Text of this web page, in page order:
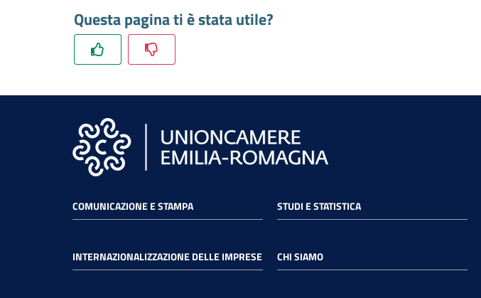
Questa pagina ti è stata utile?
COMUNICAZIONE E STAMPA STUDI E STATISTICA
INTERNAZIONALIZZAZIONE DELLE IMPRESE CHI SIAMO